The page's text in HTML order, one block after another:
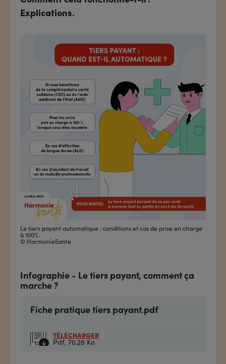
Explications.
Le tiers payant automatique : conditions et cas de prise en charge
à 100%.
© HarmonieSante
Infographie - Le tiers payant, comment ça
marche ?
Fiche pratique tiers payant.pdf
TÉLÉCHARGER
Pdf,70.28 Ko